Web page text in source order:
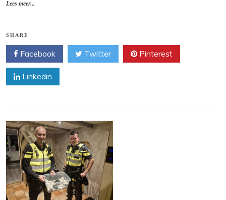
Lees meer...
SHARE
Facebook Twitter Pinterest
Linkedin